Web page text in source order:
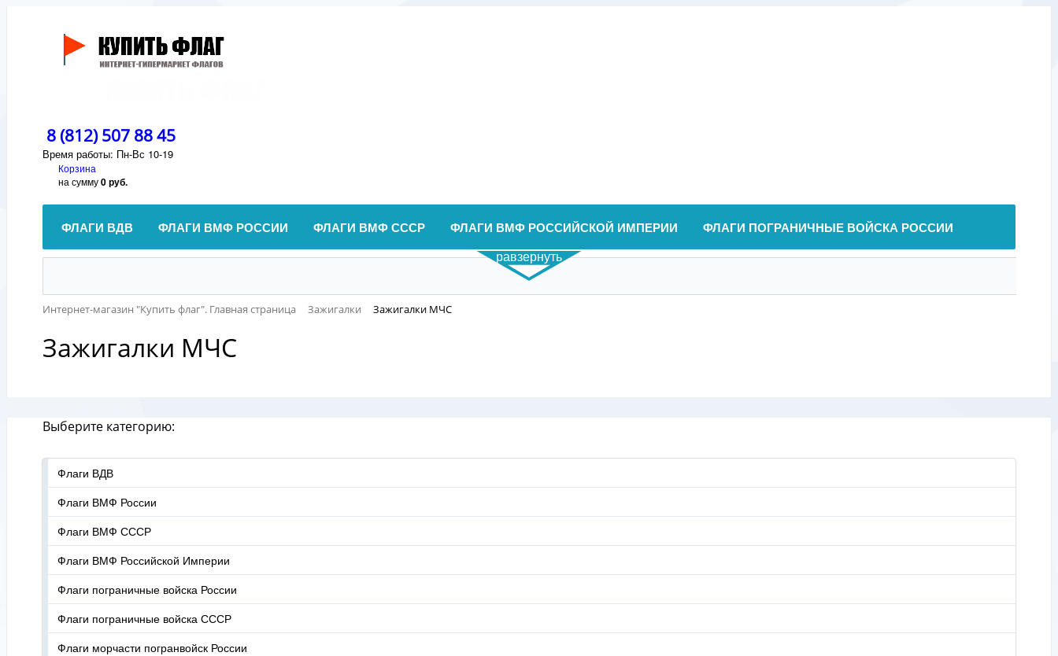
8 (812) 507 88 45
Время работы: Пн-Вс 10-19
Корзина
на сумму0 руб.
ФЛАГИ ВДВ ФЛАГИ ВМФ РОССИИ ФЛАГИ ВМФ СССР ФЛАГИ ВМФ РОССИЙСКОЙ ИМПЕРИИ ФЛАГИ ПОГРАНИЧНЫЕ ВОЙСКА РОССИИ
равзернуть
Интернет-магазин "Купить флаг". Главная страница Зажигалки Зажигалки МЧС
Зажигалки МЧС
Выберите категорию:
Флаги ВДВ
Флаги ВМФ России
Флаги ВМФ СССР
Флаги ВМФ Российской Империи
Флаги пограничные войска России
Флаги пограничные войска СССР
Флаги морчасти погранвойск России